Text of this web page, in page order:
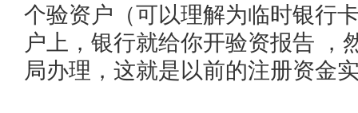
个验资户（可以理解为临时银行
户上，银行就给你开验资报告 ，
局办理，这就是以前的注册资金